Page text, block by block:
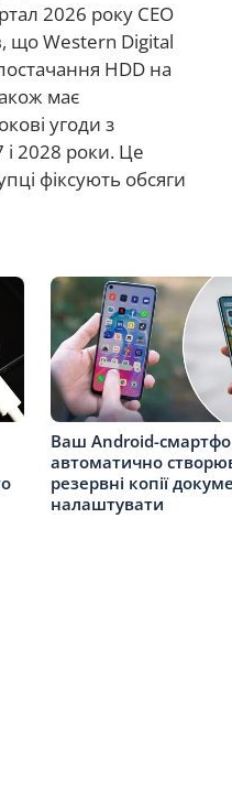
2026 року CEO
що Western Digital
HDD на
має
угоди з
і 2028 роки. Це
фіксують обсяги
Ваш Android-
автоматично
резервні копії
налаштувати